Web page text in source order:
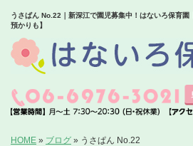
うさぱん No.22｜新深江で園児募集中！はないろ保育園
預かりも】
HOME » ブログ » うさぱん No.22